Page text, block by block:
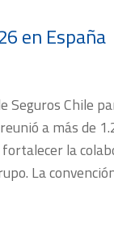
en España
Seguros Chile
a más de
la
La